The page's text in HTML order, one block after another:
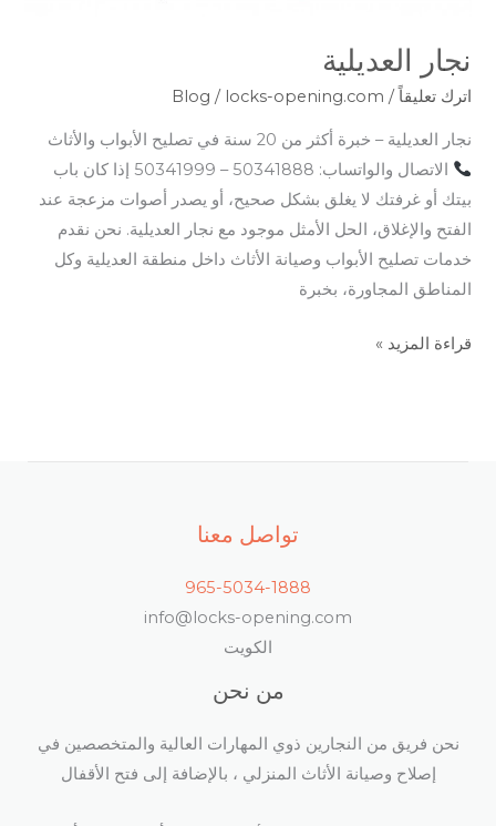
نجار العديلية
اترك تعليقاً /
Blog / locks-opening.com
نجار العديلية – خبرة أكثر من 20 سنة في تصليح الأبواب والأثاث
الاتصال والواتساب: 50341888 – 50341999 إذا كان باب
بيتك أو غرفتك لا يغلق بشكل صحيح، أو يصدر أصوات مزعجة عند
الفتح والإغلاق، الحل الأمثل موجود مع نجار العديلية. نحن نقدم
خدمات تصليح الأبواب وصيانة الأثاث داخل منطقة العديلية وكل
المناطق المجاورة، بخبرة
قراءة المزيد »
تواصل معنا
965-5034-1888
info@locks-opening.com
الكويت
من نحن
نحن فريق من النجارين ذوي المهارات العالية والمتخصصين في
إصلاح وصيانة الأثاث المنزلي ، بالإضافة إلى فتح الأقفال​